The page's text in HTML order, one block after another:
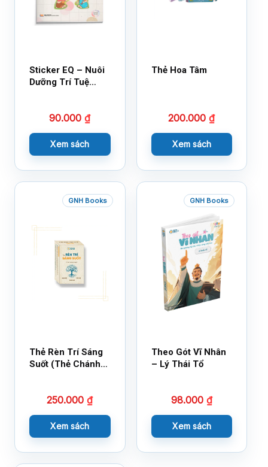
Sticker EQ – Nuôi
Dưỡng Trí Tuệ
Cùng 150 Sticker
90.000₫
Xem sách
Thẻ Hoa Tâm
200.000₫
Xem sách
GNH Books
Thẻ Rèn Trí Sáng
Suốt (Thẻ Chánh
250.000₫
Xem sách
GNH Books
Theo Gót Vĩ Nhân
– Lý Thái Tổ
98.000 ₫
Xem sách